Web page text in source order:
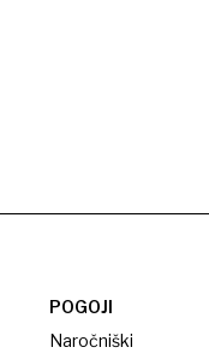
POGOJI
Naročniški